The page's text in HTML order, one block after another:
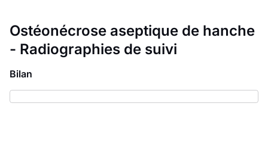
Ostéonécrose aseptique de hanche
- Radiographies de suivi
Bilan